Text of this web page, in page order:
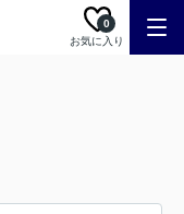
お気に入り
0